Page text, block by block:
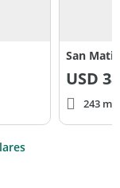
San
USD
243